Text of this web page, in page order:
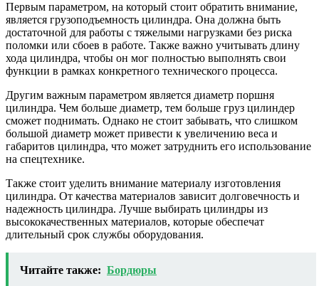
Первым параметром, на который стоит обратить внимание,
является грузоподъемность цилиндра. Она должна быть
достаточной для работы с тяжелыми нагрузками без риска
поломки или сбоев в работе. Также важно учитывать длину
хода цилиндра, чтобы он мог полностью выполнять свои
функции в рамках конкретного технического процесса.
Другим важным параметром является диаметр поршня
цилиндра. Чем больше диаметр, тем больше груз цилиндер
сможет поднимать. Однако не стоит забывать, что слишком
большой диаметр может привести к увеличению веса и
габаритов цилиндра, что может затруднить его использование
на спецтехнике.
Также стоит уделить внимание материалу изготовления
цилиндра. От качества материалов зависит долговечность и
надежность цилиндра. Лучше выбирать цилиндры из
высококачественных материалов, которые обеспечат
длительный срок службы оборудования.
Читайте также: Бордюры